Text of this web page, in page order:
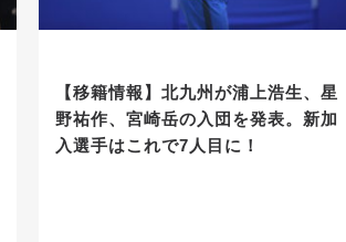
【移籍情報】北九州が浦上浩生、星
野祐作、宮崎岳の入団を発表。新加
入選手はこれで7人目に！